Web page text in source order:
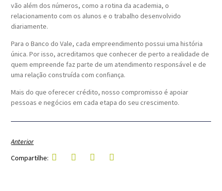
vão além dos números, como a rotina da academia, o
relacionamento com os alunos e o trabalho desenvolvido
diariamente.
Para o Banco do Vale, cada empreendimento possui uma história
única. Por isso, acreditamos que conhecer de perto a realidade de
quem empreende faz parte de um atendimento responsável e de
uma relação construída com confiança.
Mais do que oferecer crédito, nosso compromisso é apoiar
pessoas e negócios em cada etapa do seu crescimento.
Anterior
Compartilhe: